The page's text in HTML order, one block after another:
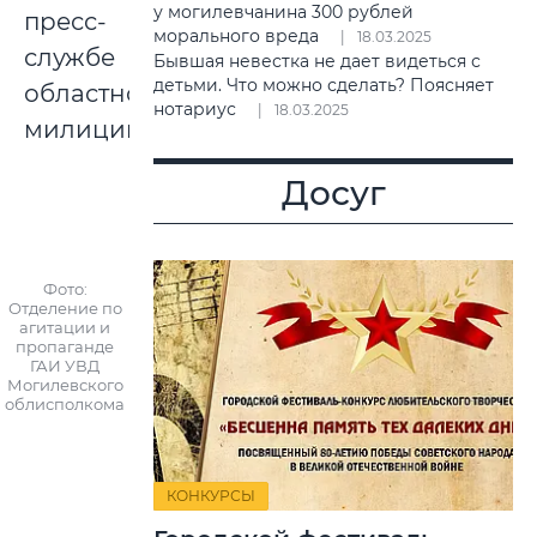
пресс-
службе
областной
милиции.
Фото:
Отделение по
агитации и
пропаганде
ГАИ УВД
Могилевского
облисполкома
у могилевчанина 300 рублей
морального вреда
18.03.2025
Бывшая невестка не дает видеться с
детьми. Что можно сделать? Поясняет
нотариус
18.03.2025
Досуг
КОНКУРСЫ